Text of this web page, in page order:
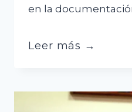
en la
Leer más →
Frontera
incautación